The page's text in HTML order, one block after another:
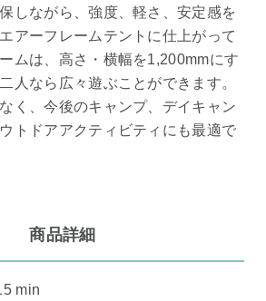
しながら、強度、軽さ、安定感を
アーフレームテントに仕上がって
ムは、高さ・横幅を1,200mmにす
人なら広々遊ぶことができます。
く、今後のキャンプ、デイキャン
トドアアクティビティにも最適で
商品詳細
min